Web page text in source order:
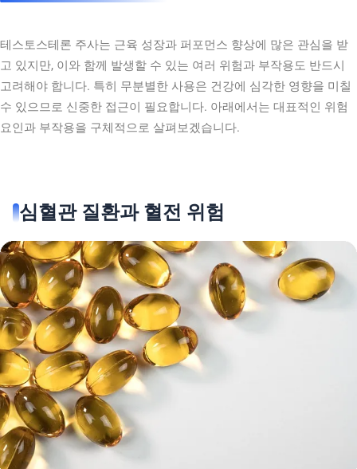
테스토스테론 주사는 근육 성장과 퍼포먼스 향상에 많은 관심을 받
고 있지만, 이와 함께 발생할 수 있는 여러 위험과 부작용도 반드시
고려해야 합니다. 특히 무분별한 사용은 건강에 심각한 영향을 미칠
수 있으므로 신중한 접근이 필요합니다. 아래에서는 대표적인 위험
요인과 부작용을 구체적으로 살펴보겠습니다.
심혈관 질환과 혈전 위험